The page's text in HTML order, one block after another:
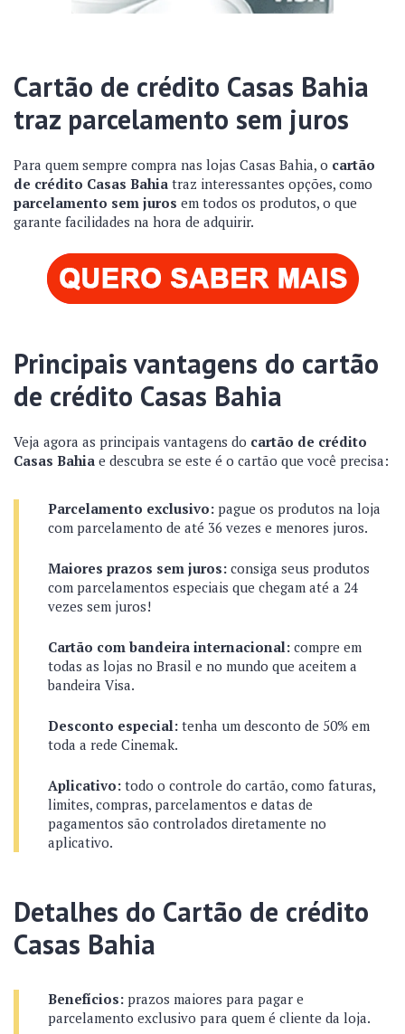
Cartão de crédito Casas Bahia
traz parcelamento sem juros
Para quem sempre compra nas lojas Casas Bahia, o cartão
de crédito Casas Bahia traz interessantes opções, como
parcelamento sem juros em todos os produtos, o que
garante facilidades na hora de adquirir.
Principais vantagens do cartão
de crédito Casas Bahia
Veja agora as principais vantagens do cartão de crédito
Casas Bahia e descubra se este é o cartão que você precisa:
Parcelamento exclusivo: pague os produtos na loja
com parcelamento de até 36 vezes e menores juros.
Maiores prazos sem juros: consiga seus produtos
com parcelamentos especiais que chegam até a 24
vezes sem juros!
Cartão com bandeira internacional: compre em
todas as lojas no Brasil e no mundo que aceitem a
bandeira Visa.
Desconto especial: tenha um desconto de 50% em
toda a rede Cinemak.
Aplicativo: todo o controle do cartão, como faturas,
limites, compras, parcelamentos e datas de
pagamentos são controlados diretamente no
aplicativo.
Detalhes do Cartão de crédito
Casas Bahia
Benefícios: prazos maiores para pagar e
parcelamento exclusivo para quem é cliente da loja.